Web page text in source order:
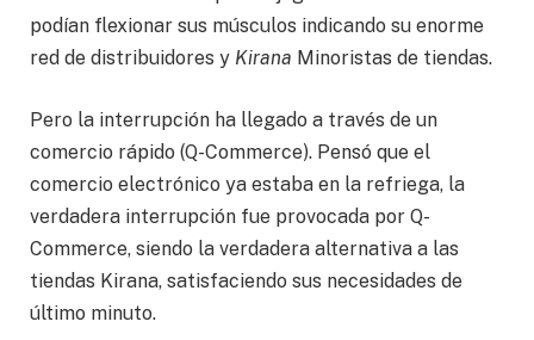
podían flexionar sus músculos indicando su enorme
red de distribuidores y Kirana Minoristas de tiendas.
Pero la interrupción ha llegado a través de un
comercio rápido (Q-Commerce). Pensó que el
comercio electrónico ya estaba en la refriega, la
verdadera interrupción fue provocada por Q-
Commerce, siendo la verdadera alternativa a las
tiendas Kirana, satisfaciendo sus necesidades de
último minuto.